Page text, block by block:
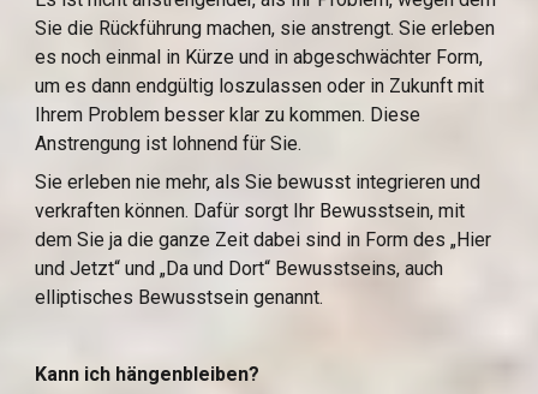
Sie die Rückführung machen, sie anstrengt. Sie erleben
es noch einmal in Kürze und in abgeschwächter Form,
um es dann endgültig loszulassen oder in Zukunft mit
Ihrem Problem besser klar zu kommen. Diese
Anstrengung ist lohnend für Sie.
Sie erleben nie mehr, als Sie bewusst integrieren und
verkraften können. Dafür sorgt Ihr Bewusstsein, mit
dem Sie ja die ganze Zeit dabei sind in Form des „Hier
und Jetzt“ und „Da und Dort“ Bewusstseins, auch
elliptisches Bewusstsein genannt.
Kann ich hängenbleiben?